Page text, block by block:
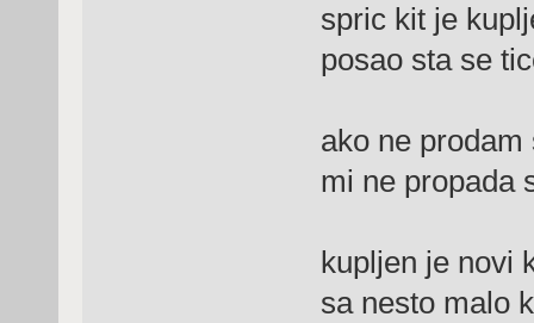
spric kit je
posao sta se
ako ne
mi ne propada
kupljen je novi
sa nesto malo